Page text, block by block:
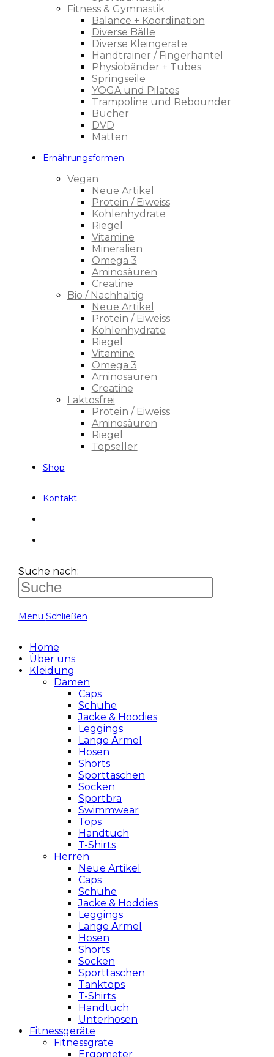
Fitness & Gymnastik
Balance + Koordination
Diverse Bälle
Diverse Kleingeräte
Handtrainer / Fingerhantel
Physiobänder + Tubes
Springseile
YOGA und Pilates
Trampoline und Rebounder
Bücher
DVD
Matten
Ernährungsformen
Vegan
Neue Artikel
Protein / Eiweiss
Kohlenhydrate
Riegel
Vitamine
Mineralien
Omega 3
Aminosäuren
Creatine
Bio / Nachhaltig
Neue Artikel
Protein / Eiweiss
Kohlenhydrate
Riegel
Vitamine
Omega 3
Aminosäuren
Creatine
Laktosfrei
Protein / Eiweiss
Aminosäuren
Riegel
Topseller
Shop
Kontakt
Suche nach:
Menü Schließen
Home
Über uns
Kleidung
Damen
Caps
Schuhe
Jacke & Hoodies
Leggings
Lange Ärmel
Hosen
Shorts
Sporttaschen
Socken
Sportbra
Swimmwear
Tops
Handtuch
T-Shirts
Herren
Neue Artikel
Caps
Schuhe
Jacke & Hoddies
Leggings
Lange Ärmel
Hosen
Shorts
Socken
Sporttaschen
Tanktops
T-Shirts
Handtuch
Unterhosen
Fitnessgeräte
Fitnessgräte
Ergometer